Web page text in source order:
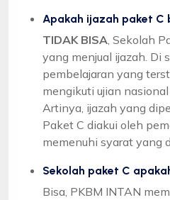
Apakah ijazah paket C
TIDAK BISA , Sekolah
yang menjual ijazah. Di
pembelajaran yang
mengikuti ujian
Artinya, ijazah yang
Paket C diakui oleh
memenuhi syarat yang
Sekolah paket C
Bisa, PKBM INTAN